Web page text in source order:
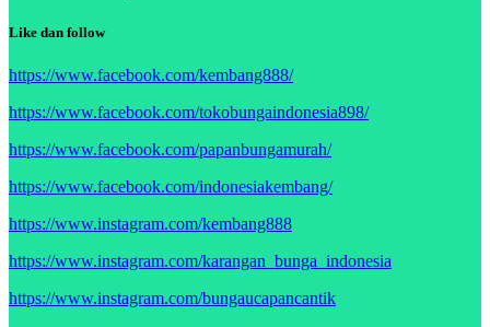
Like dan follow
https://www.facebook.com/kembang888/
https://www.facebook.com/tokobungaindonesia898/
https://www.facebook.com/papanbungamurah/
https://www.facebook.com/indonesiakembang/
https://www.instagram.com/kembang888
https://www.instagram.com/karangan_bunga_indonesia
https://www.instagram.com/bungaucapancantik